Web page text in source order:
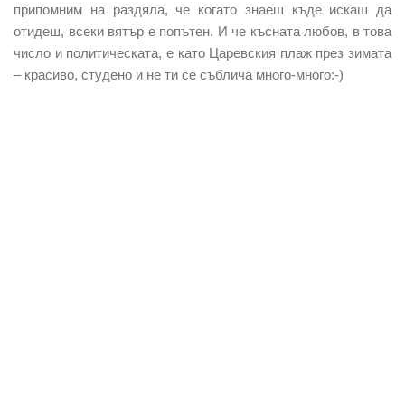
припомним на раздяла, че когато знаеш къде искаш да
отидеш, всеки вятър е попътен. И че късната любов, в това
число и политическата, е като Царевския плаж през зимата
– красиво, студено и не ти се съблича много-много:-)